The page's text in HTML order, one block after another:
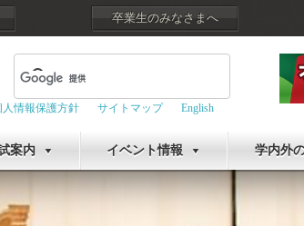
卒業生のみなさまへ
人情報保護方針 サイトマップ English
案内 イベント情報 学内外